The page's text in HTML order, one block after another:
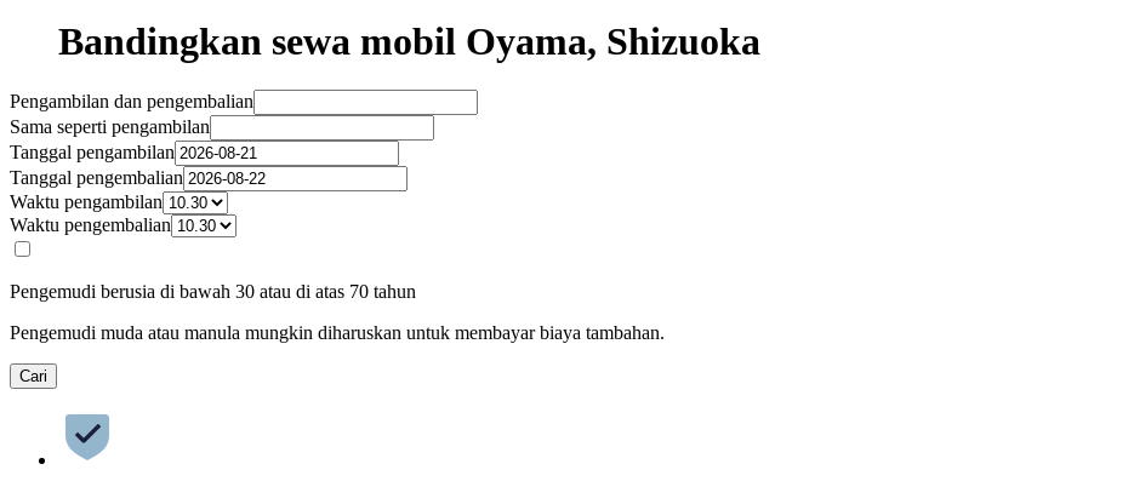
Bandingkan sewa mobil Oyama, Shizuoka
Pengambilan dan pengembalian
Sama seperti pengambilan
Tanggal pengambilan
Tanggal pengembalian
Waktu pengambilan
Waktu pengembalian
Pengemudi berusia di bawah 30 atau di atas 70 tahun
Pengemudi muda atau manula mungkin diharuskan untuk membayar biaya tambahan.
Cari